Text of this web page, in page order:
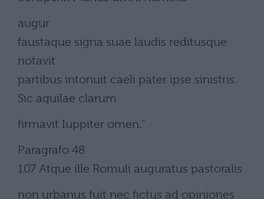
augur
faustaque signa suae laudis reditusque
notavit
partibus intonuit caeli pater ipse sinistris.
Sic aquilae clarum
firmavit Iuppiter omen.”
Paragrafo 48
107 Atque ille Romuli auguratus pastoralis
non urbanus fuit nec fictus ad opiniones